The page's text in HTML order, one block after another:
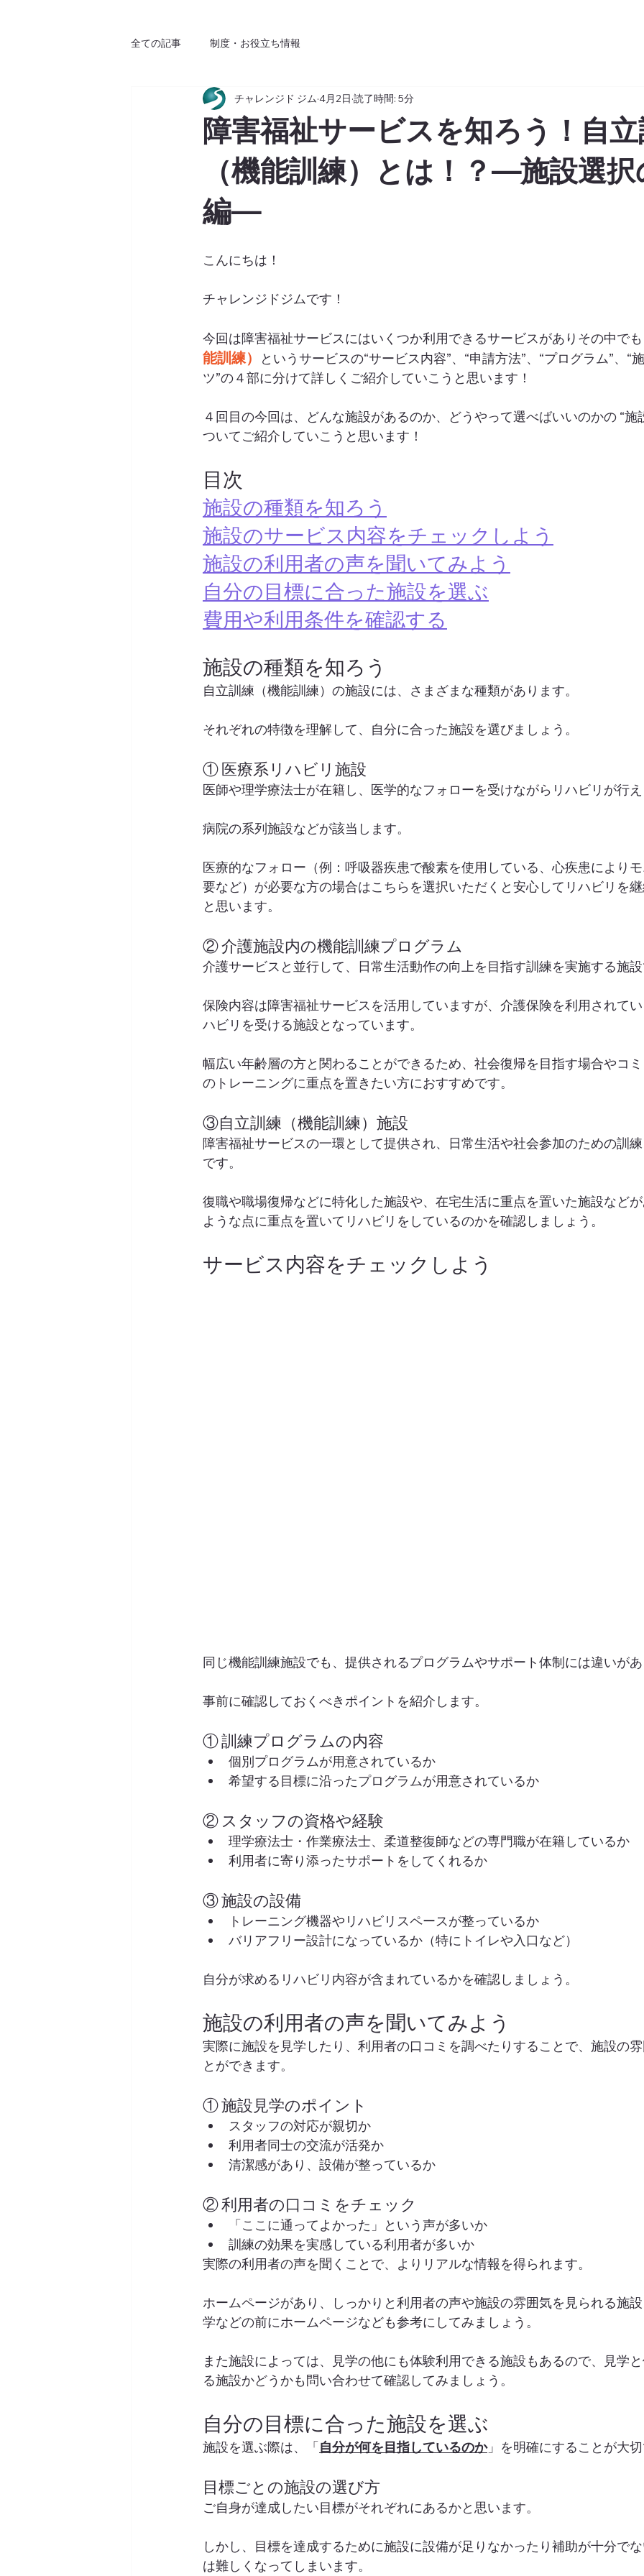
全ての記事 制度・お役立ち情報
障害福祉サービスを知ろう！自
（機能訓練）とは！？―施設選
編―
チャレンジド ジム 4月2日 読了時間: 5分
こんにちは！
チャレンジドジムです！
今回は障害福祉サービスにはいくつか利用できるサービスがありその中でも
能訓練）
というサービスの“サービス内容”、“申請方法”、“プログラム”、“
ツ”の４部に分けて詳しくご紹介していこうと思います！
４回目の今回は、どんな施設があるのか、どうやって選べばいいのかの “施
ついてご紹介していこうと思います！
目次
施設の種類を知ろう
施設のサービス内容をチェックしよう
施設の利用者の声を聞いてみよう
自分の目標に合った施設を選ぶ
費用や利用条件を確認する
施設の種類を知ろう
自立訓練（機能訓練）の施設には、さまざまな種類があります。
それぞれの特徴を理解して、自分に合った施設を選びましょう。
① 医療系リハビリ施設
医師や理学療法士が在籍し、医学的なフォローを受けながらリハビリが行
病院の系列施設などが該当します。
医療的なフォロー（例：呼吸器疾患で酸素を使用している、心疾患により
要など）が必要な方の場合はこちらを選択いただくと安心してリハビリを
と思います。
② 介護施設内の機能訓練プログラム
介護サービスと並行して、日常生活動作の向上を目指す訓練を実施する施
保険内容は障害福祉サービスを活用していますが、介護保険を利用されて
ハビリを受ける施設となっています。
幅広い年齢層の方と関わることができるため、社会復帰を目指す場合やコ
のトレーニングに重点を置きたい方におすすめです。
③自立訓練（機能訓練）施設
障害福祉サービスの一環として提供され、日常生活や社会参加のための訓
です。
復職や職場復帰などに特化した施設や、在宅生活に重点を置いた施設など
ような点に重点を置いてリハビリをしているのかを確認しましょう。
サービス内容をチェックしよう
同じ機能訓練施設でも、提供されるプログラムやサポート体制には違いが
事前に確認しておくべきポイントを紹介します。
① 訓練プログラムの内容
個別プログラムが用意されているか
希望する目標に沿ったプログラムが用意されているか
② スタッフの資格や経験
理学療法士・作業療法士、柔道整復師などの専門職が在籍しているか
利用者に寄り添ったサポートをしてくれるか
③ 施設の設備
トレーニング機器やリハビリスペースが整っているか
バリアフリー設計になっているか（特にトイレや入口など）
自分が求めるリハビリ内容が含まれているかを確認しましょう。
施設の利用者の声を聞いてみよう
実際に施設を見学したり、利用者の口コミを調べたりすることで、施設の
とができます。
① 施設見学のポイント
スタッフの対応が親切か
利用者同士の交流が活発か
清潔感があり、設備が整っているか
② 利用者の口コミをチェック
「ここに通ってよかった」という声が多いか
訓練の効果を実感している利用者が多いか
実際の利用者の声を聞くことで、よりリアルな情報を得られます。
ホームページがあり、しっかりと利用者の声や施設の雰囲気を見られる施
学などの前にホームページなども参考にしてみましょう。
また施設によっては、見学の他にも体験利用できる施設もあるので、見学
る施設かどうかも問い合わせて確認してみましょう。
自分の目標に合った施設を選ぶ
施設を選ぶ際は、「自分が何を目指しているのか」を明確にすることが大
目標ごとの施設の選び方
ご自身が達成したい目標がそれぞれにあるかと思います。
しかし、目標を達成するために施設に設備が足りなかったり補助が十分で
は難しくなってしまいます。